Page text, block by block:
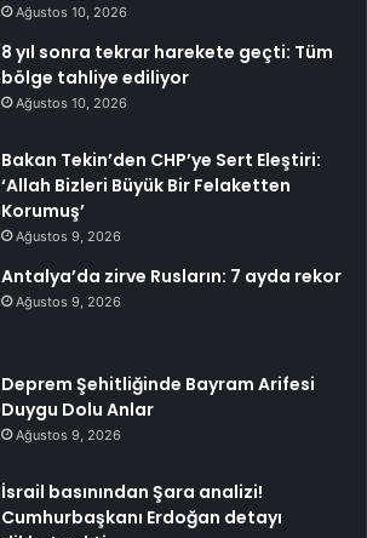
Ağustos 10, 2026
8 yıl sonra tekrar harekete geçti: Tüm
bölge tahliye ediliyor
Ağustos 10, 2026
Bakan Tekin’den CHP’ye Sert Eleştiri:
‘Allah Bizleri Büyük Bir Felaketten
Korumuş’
Ağustos 9, 2026
Antalya’da zirve Rusların: 7 ayda rekor
Ağustos 9, 2026
Deprem Şehitliğinde Bayram Arifesi
Duygu Dolu Anlar
Ağustos 9, 2026
İsrail basınından Şara analizi!
Cumhurbaşkanı Erdoğan detayı